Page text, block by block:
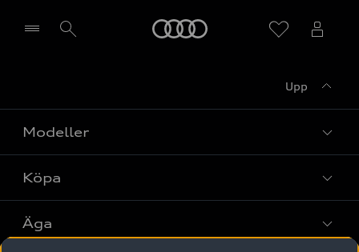
Upp
Modeller
Alla modeller
Elbilar
Köpa
Privaterbjudanden
Äga